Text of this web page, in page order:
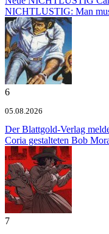
NICHTLUSTIG: Man
6
05.08.2026
Der Blattgold-Verlag
Coria gestalteten Bob
7